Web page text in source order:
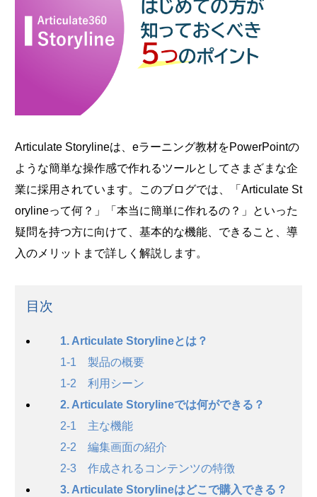
Articulate Storylineは、eラーニング教材をPowerPointの
ような簡単な操作感で作れるツールとしてさまざまな企
業に採用されています。このブログでは、「Articulate St
orylineって何？」「本当に簡単に作れるの？」といった
疑問を持つ方に向けて、基本的な機能、できること、導
入のメリットまで詳しく解説します。
目次
1. Articulate Storylineとは？
1-1 製品の概要
1-2 利用シーン
2. Articulate Storylineでは何ができる？
2-1 主な機能
2-2 編集画面の紹介
2-3 作成されるコンテンツの特徴
3. Articulate Storylineはどこで購入できる？